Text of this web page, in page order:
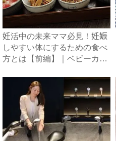
妊活中の未来ママ必見！妊娠
しやすい体にするための食べ
方とは【前編】｜ベビーカレ